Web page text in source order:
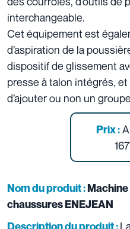
interchangeable.
Cet équipement est
d’aspiration de la
dispositif de glissement
presse à talon intégrés,
d’ajouter ou non un
Prix :A
Nom du produit :Machine
chaussures ENEJEAN
Description du produit :